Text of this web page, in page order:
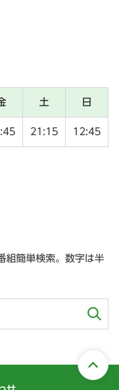
土 日
21:15 12:45
組簡単検索。数字は半